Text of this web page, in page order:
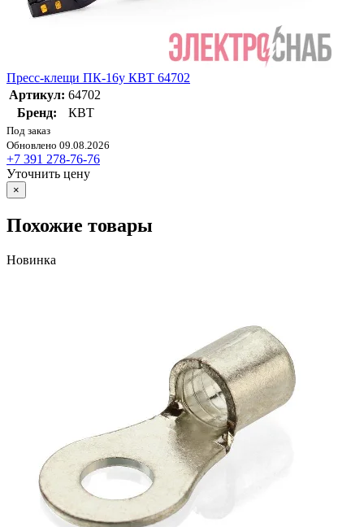
Пресс-клещи ПК-16у КВТ 64702
Артикул: 64702
Бренд:
КВТ
Под заказ
Обновлено 09.08.2026
+7 391 278-76-76
Уточнить цену
×
Похожие товары
Новинка